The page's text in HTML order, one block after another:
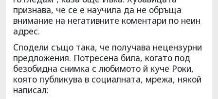
признава, че се е научила да не обръща
внимание на негативните коментари по неин
адрес.
Сподели също така, че получава нецензурни
предложения. Потресена била, когато под
безобидна снимка с любимото й куче Роки,
която публикува в социалната, мрежа, някой
написал: